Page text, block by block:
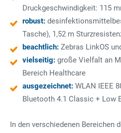
Druckgeschwindigkeit: 115
robust:
Tasche), 1,52 m
beachtlich: Zebras LinkOS
vielseitig: große Vielfalt an
Bereich Healthcare
ausgezeichnet: WLAN IEEE
Bluetooth 4.1 Classic + Low
In den verschiedenen Bereichen